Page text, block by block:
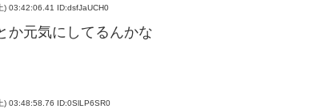
) 03:42:06.41 ID:dsfJaUCH0
か元気にしてるんかな
) 03:48:58.76 ID:0SlLP6SR0